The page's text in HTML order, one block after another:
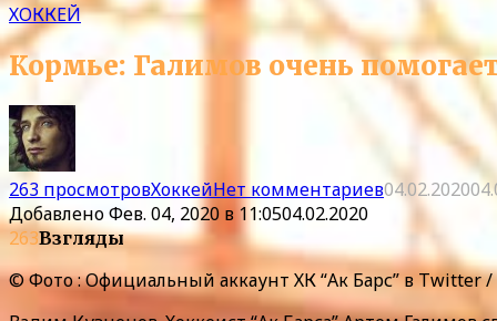
ХОККЕЙ
Кормье: Галимов очень
263 просмотровХоккейНет комментариев04.02.2020
ДобавленоФев. 04, 2020 в 11:0504.02.2020
263Взгляды
© Фото : Официальный аккаунт ХК “Ак Барс” в Twitter /